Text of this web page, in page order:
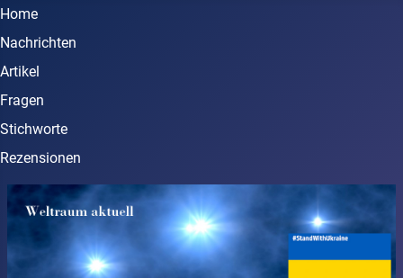
Home
Nachrichten
Artikel
Fragen
Stichworte
Rezensionen